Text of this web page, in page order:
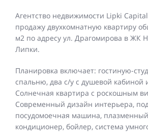
Агентство недвижимости Lipki
продажу двухкомнатную квартиру
м2 по адресу ул. Драгомирова в ЖК
Липки.
Планировка включает: гостиную-
спальню, два с/у с душевой кабиной
Солнечная квартира с роскошным
Современный дизайн интерьера,
посудомоечная машина,
кондиционер, бойлер, система